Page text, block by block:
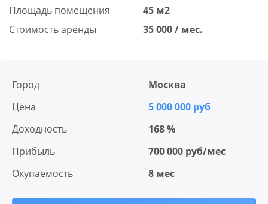
Площадь помещения
45 м2
Стоимость аренды
35 000 / мес.
Город
Москва
Цена
5 000 000 руб
Доходность
168 %
Прибыль
700 000 руб/мес
Окупаемость
8 мес